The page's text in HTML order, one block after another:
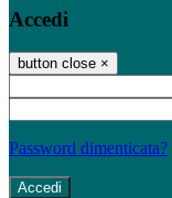
Accedi
button close ×
Password dimenticata?